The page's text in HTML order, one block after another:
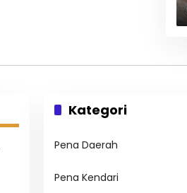
Kategori
Pena Daerah
Pena Kendari